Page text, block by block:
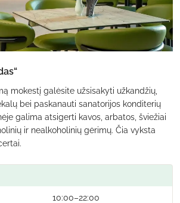
mokestį galėsite užsisakyti užkandžių,
bei paskanauti sanatorijos konditerių
galima atsigerti kavos, arbatos, šviežiai
ir nealkoholinių gėrimų. Čia vyksta
10:00–22:00